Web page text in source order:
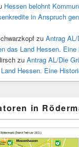
Hessen belohnt
in Anspruch
zu Antrag
das Land Hessen. Eine
zu Antrag AL/Die
Hessen. Eine
in